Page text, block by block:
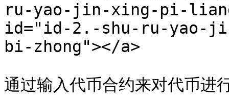
ru-yao-jin-xing-pi-
id="id-2.-shu-ru-yao-
bi-zhong"></a>
通过输入代币合约来对代币进